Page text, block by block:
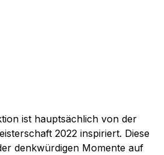
ist hauptsächlich von der
2022 inspiriert. Diese
denkwürdigen Momente auf